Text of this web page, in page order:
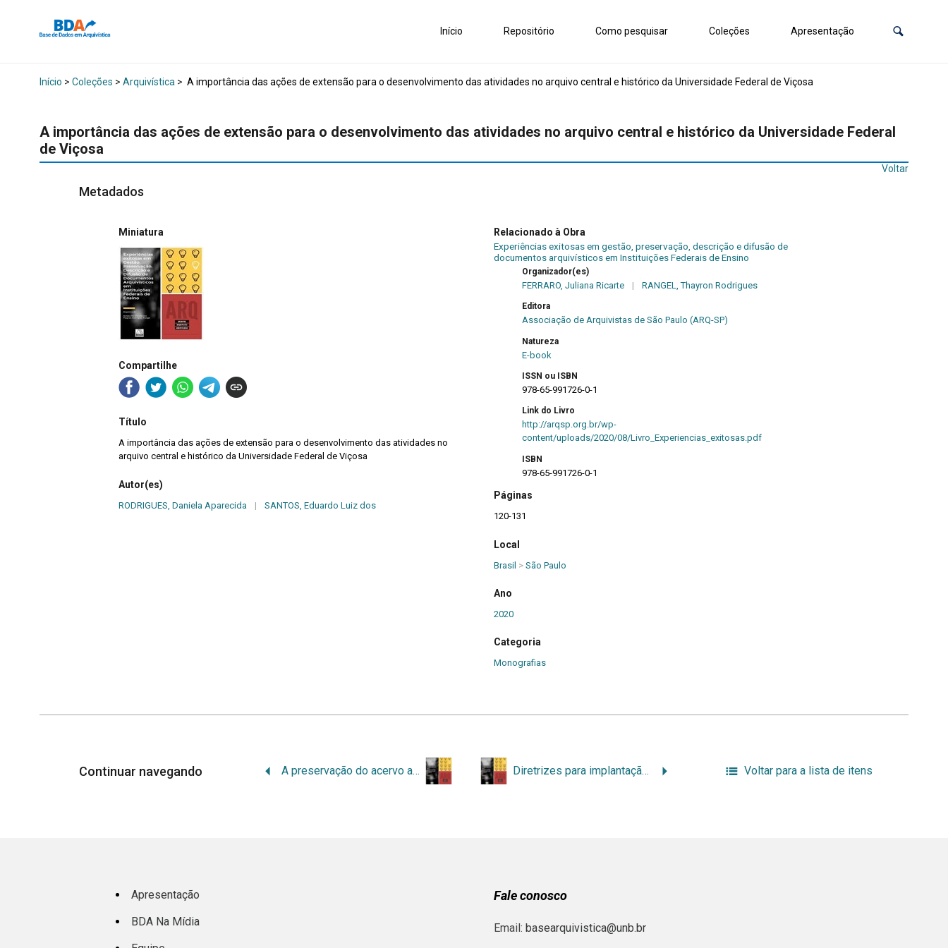
Início Repositório Como pesquisar Coleções Apresentação
Início > Coleções > Arquivística > A importância das ações de extensão para o desenvolvimento das atividades no arquivo central e histórico da Universidade Federal de Viçosa
A importância das ações de extensão para o desenvolvimento das atividades no arquivo central e histórico da Universidade Federal
de Viçosa
Voltar
Metadados
Miniatura
Compartilhe
Título
A importância das ações de extensão para o desenvolvimento das atividades no
arquivo central e histórico da Universidade Federal de Viçosa
Autor(es)
RODRIGUES, Daniela Aparecida | SANTOS, Eduardo Luiz dos
Relacionado à Obra
Experiências exitosas em gestão, preservação, descrição e difusão de
documentos arquivísticos em Instituições Federais de Ensino
Organizador(es)
FERRARO, Juliana Ricarte | RANGEL, Thayron Rodrigues
Editora
Associação de Arquivistas de São Paulo (ARQ-SP)
Natureza
E-book
ISSN ou ISBN
978-65-991726-0-1
Link do Livro
http://arqsp.org.br/wp-
content/uploads/2020/08/Livro_Experiencias_exitosas.pdf
ISBN
978-65-991726-0-1
Páginas
120-131
Local
Brasil > São Paulo
Ano
2020
Categoria
Monografias
Continuar navegando A preservação do acervo arquivístico na Universidade Federal de Juiz de Fora Diretrizes para implantação e uso da base mnemosine da Universidade Federal do Rio de Janeiro (UFRJ) Voltar para a lista de itens
Apresentação
BDA Na Mídia
Fale conosco
Email: basearquivistica@unb.br